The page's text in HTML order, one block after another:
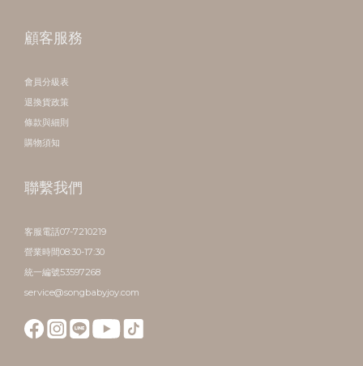
顧客服務
會員分級表
退換貨政策
條款與細則
購物須知
聯繫我們
客服電話07-7210219
營業時間08:30-17:30
統一編號53597268
service@songbabyjoy.com